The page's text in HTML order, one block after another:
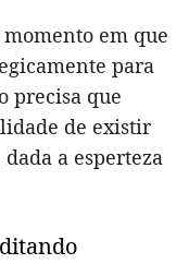
em que
para
precisa que
de existir
a esperteza